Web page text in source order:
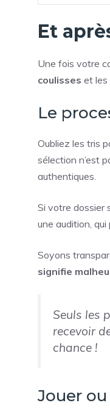
Et
Une fois votre
coulisses et les
Le
Oubliez les tris
sélection n’est
authentiques.
Si votre dossier
une audition,
Soyons
signifie
Seuls les
recevoir
chance !
Jouer